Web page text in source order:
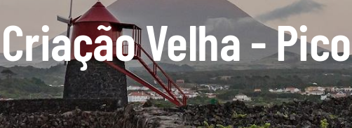
Criação Velha - Pico